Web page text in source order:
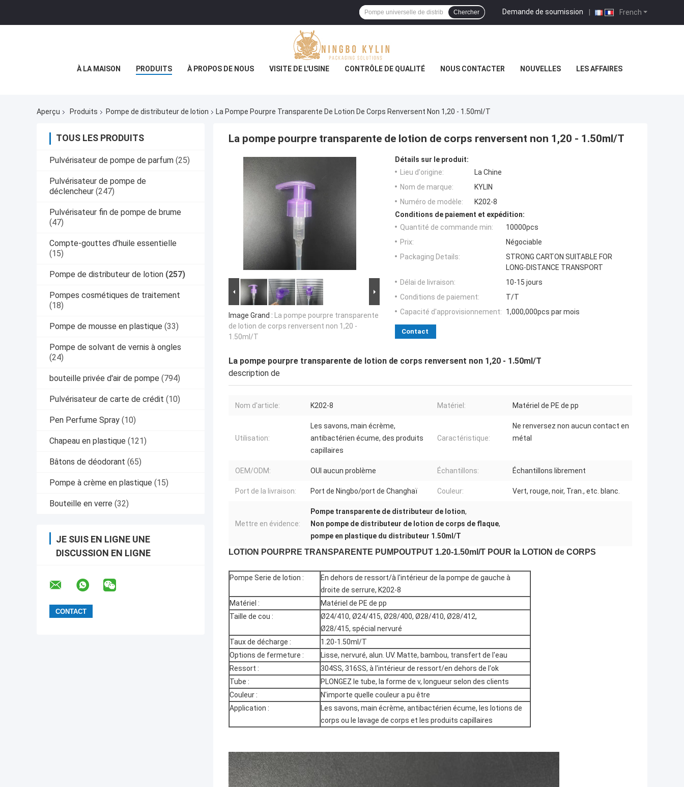
French
Demande de soumission |
Chercher
À LA MAISON PRODUITS À PROPOS DE NOUS VISITE DE L'USINE CONTRÔLE DE QUALITÉ NOUS CONTACTER NOUVELLES LES AFFAIRES
Aperçu Produits Pompe de distributeur de lotion La Pompe Pourpre Transparente De Lotion De Corps Renversent Non 1,20 - 1.50ml/T
TOUS LES PRODUITS
Pulvérisateur de pompe de parfum (25)
Pulvérisateur de pompe de
déclencheur (247)
Pulvérisateur fin de pompe de brume
(47)
Compte-gouttes d'huile essentielle
(15)
Pompe de distributeur de lotion (257)
Pompes cosmétiques de traitement
(18)
Pompe de mousse en plastique (33)
Pompe de solvant de vernis à ongles
(24)
bouteille privée d'air de pompe (794)
Pulvérisateur de carte de crédit (10)
Pen Perfume Spray (10)
Chapeau en plastique (121)
Bâtons de déodorant (65)
Pompe à crème en plastique (15)
Bouteille en verre (32)
JE SUIS EN LIGNE UNE
DISCUSSION EN LIGNE
La pompe pourpre transparente de lotion de corps renversent non 1,20 - 1.50ml/T
Image Grand : La pompe pourpre transparente
de lotion de corps renversent non 1,20 -
1.50ml/T
Détails sur le produit:
Lieu d'origine:
La Chine
Nom de marque:
KYLIN
Numéro de modèle:
K202-8
Conditions de paiement et expédition:
Quantité de commande min:
10000pcs
Prix:
Négociable
Packaging Details:
STRONG CARTON SUITABLE FOR
LONG-DISTANCE TRANSPORT
Délai de livraison:
10-15 jours
Conditions de paiement:
T/T
Capacité d'approvisionnement:
1,000,000pcs par mois
Contact
La pompe pourpre transparente de lotion de corps renversent non 1,20 - 1.50ml/T
description de
Nom d'article: K202-8 Matériel: Matériel de PE de pp
Utilisation:
Les savons, main écrème,
antibactérien écume, des produits
capillaires
Caractéristique:
Ne renversez non aucun contact en
métal
OEM/ODM: OUI aucun problème Échantillons: Échantillons librement
Port de la livraison: Port de Ningbo/port de Changhaï Couleur: Vert, rouge, noir, Tran., etc. blanc.
Mettre en évidence:
Pompe transparente de distributeur de lotion,
Non pompe de distributeur de lotion de corps de flaque,
pompe en plastique du distributeur 1.50ml/T
LOTION POURPRE TRANSPARENTE PUMPOUTPUT 1.20-1.50ml/T POUR la LOTION de CORPS
Pompe Serie de lotion :
En dehors de ressort/à l'intérieur de la pompe de gauche à
droite de serrure, K202-8
Matériel :
Matériel de PE de pp
Taille de cou :
Ø24/410, Ø24/415, Ø28/400, Ø28/410, Ø28/412,
Ø28/415, spécial nervuré
Taux de décharge :
1.20-1.50ml/T
Options de fermeture :
Lisse, nervuré, alun. UV. Matte, bambou, transfert de l'eau
Ressort :
304SS, 316SS, à l'intérieur de ressort/en dehors de l'ok
Tube :
PLONGEZ le tube, la forme de v, longueur selon des clients
Couleur :
N'importe quelle couleur a pu être
Application :
Les savons, main écrème, antibactérien écume, les lotions de
corps ou le lavage de corps et les produits capillaires